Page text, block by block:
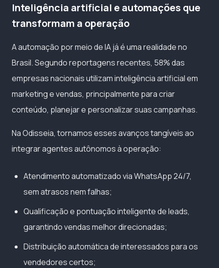
Inteligência artificial e automações que
transformam a operação
A automação por meio de IA já é uma realidade no
Brasil. Segundo reportagens recentes, 58% das
empresas nacionais utilizam inteligência artificial em
marketing e vendas, principalmente para criar
conteúdo, planejar e personalizar suas campanhas.
Na Odisseia, tornamos esses avanços tangíveis ao
integrar agentes autônomos à operação:
Atendimento automatizado via WhatsApp 24/7,
sem atrasos nem falhas;
Qualificação e pontuação inteligente de leads,
garantindo vendas melhor direcionadas;
Distribuição automática de interessados para os
vendedores certos;